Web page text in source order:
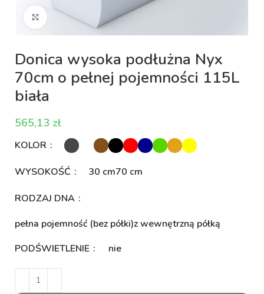
Kliknij aby powiększyć
Donica wysoka podłużna Nyx
70cm o pełnej pojemności 115L
biała
zł
KOLOR
WYSOKOŚĆ 30 cm70 cm
RODZAJ DNA
pełna pojemność (bez półki)z wewnętrzną półką
PODŚWIETLENIE
nie